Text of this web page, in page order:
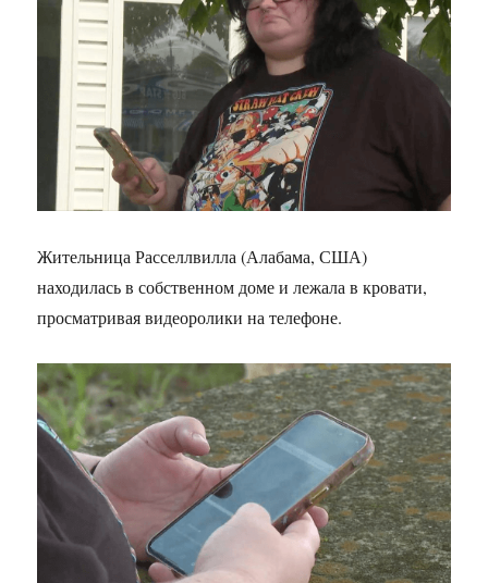
Жительница Расселлвилла (Алабама, США)
находилась в собственном доме и лежала в кровати,
просматривая видеоролики на телефоне.